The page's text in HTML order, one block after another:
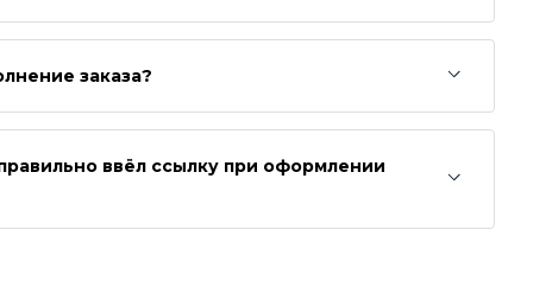
заказа?
ввёл ссылку при оформлении